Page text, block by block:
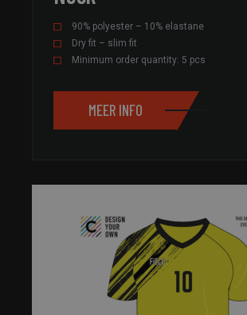
90% polyester – 10% elastane
Dry fit – slim fit
Minimum order quantity: 5 pcs
MEER INFO